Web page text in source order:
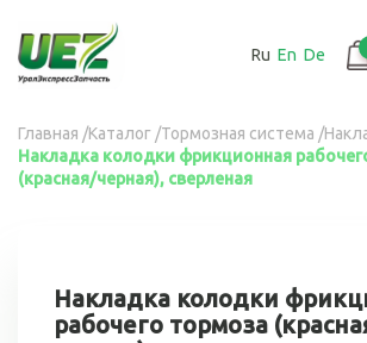
основному
содержанию
Ru En De
Вы
здесь
Главная /Каталог /Тормозная система /
Накладка колодки фрикционная
(красная/черная), сверленая
Накладка колодки
рабочего тормоза